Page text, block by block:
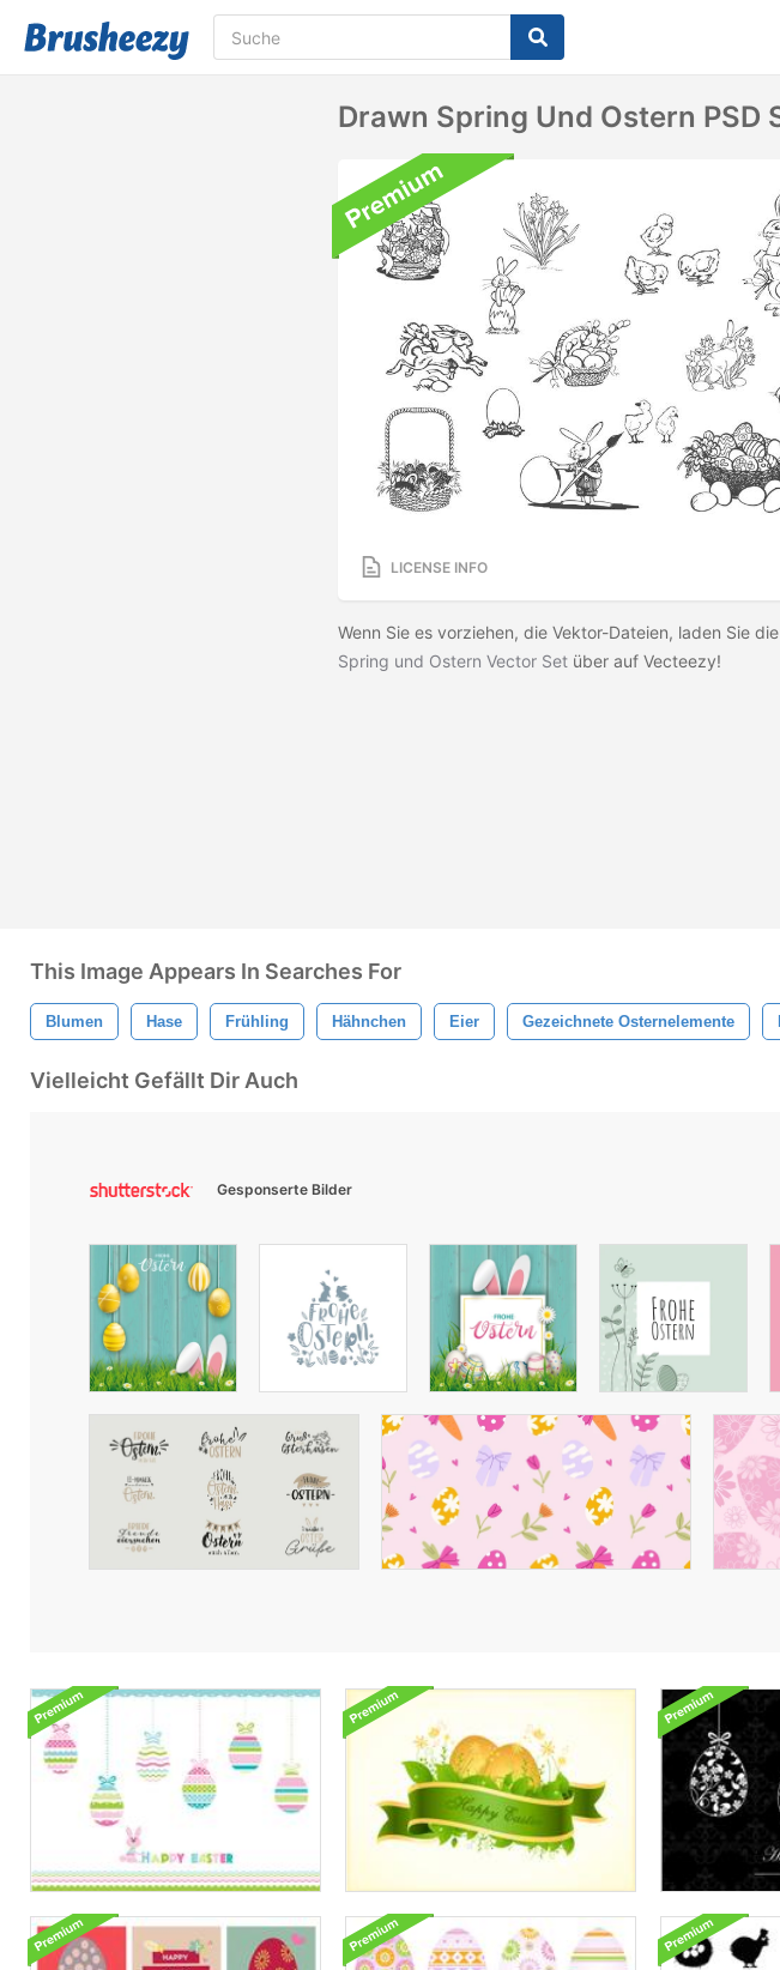
Drawn Spring Und Ostern PSD
LICENSE INFO
Wenn Sie es vorziehen, die Vektor-Dateien, laden Sie die
Spring und Ostern Vector Set über auf Vecteezy!
This Image Appears In Searches For
Blumen Hase Frühling Hähnchen Eier Gezeichnete Osternelemente
Vielleicht Gefällt Dir Auch
Gesponserte Bilder